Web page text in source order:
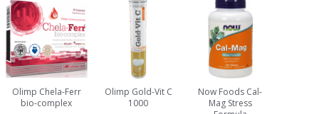
Olimp Chela-Ferr
bio-complex
Olimp Gold-Vit C
1000
Now Foods Cal-
Mag Stress